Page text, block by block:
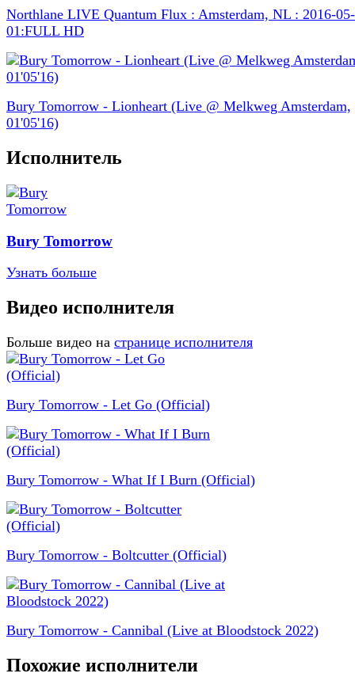
Northlane LIVE Quantum Flux : Amsterdam, NL : 2016-05-
01:FULL HD
Bury Tomorrow - Lionheart (Live @ Melkweg Amsterdam,
01'05'16)
Исполнитель
Bury Tomorrow
Узнать больше
Видео исполнителя
Больше видео на странице исполнителя
Bury Tomorrow - Let Go (Official)
Bury Tomorrow - What If I Burn (Official)
Bury Tomorrow - Boltcutter (Official)
Bury Tomorrow - Cannibal (Live at Bloodstock 2022)
Похожие исполнители